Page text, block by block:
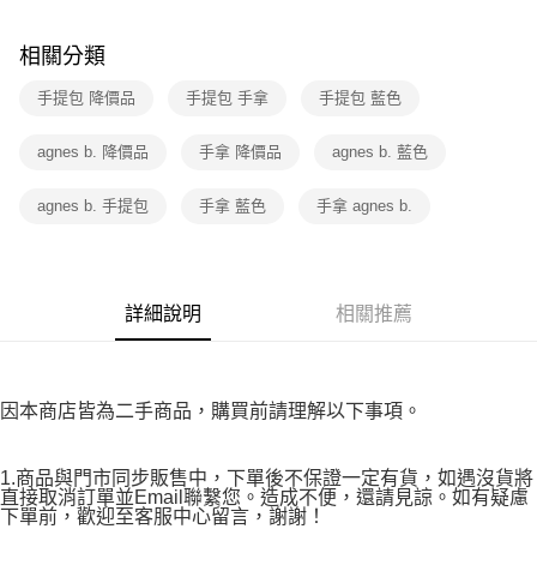
後付繳納相關費用。
是否繳費成功／繳費後需取消欲退款等相關疑問，請聯繫「AFTEE先享後付
易，需依本服務之必要範圍內提供個人資料，並將交易相關給付款項請求債
「AFTEE先享後付」，若未經同意申辦者引起之損失，本公司不負相關責
請求用戶進行身份認證。
免運費
免運費
相關分類
手提包 降價品 手提包 手拿 手提包 藍色
agnes b. 降價品 手拿 降價品 agnes b. 藍色
agnes b. 手提包 手拿 藍色 手拿 agnes b.
詳細說明 相關推薦
因本商店皆為二手商品，購買前請理解以下事項。
1.商品與門市同步販售中，下單後不保證一定有貨，如遇沒貨將
直接取消訂單並Email聯繫您。造成不便，還請見諒。如有疑慮
下單前，歡迎至客服中心留言，謝謝！